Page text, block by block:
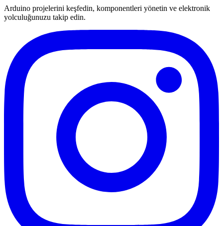
Arduino projelerini keşfedin, komponentleri yönetin ve elektronik
yolculuğunuzu takip edin.